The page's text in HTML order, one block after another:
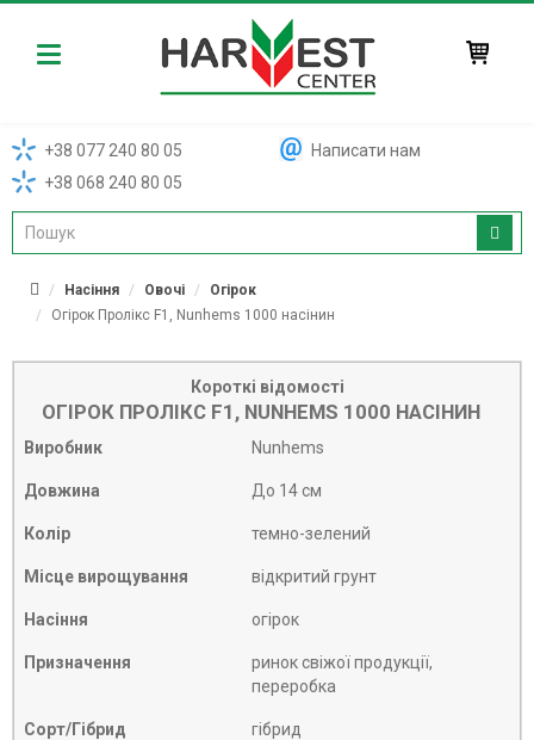
Harvest
+38 077 240 80 05
+38 068 240 80 05
Написати нам
Насіння Овочі
Огірок
Огірок Пролікс F1, Nunhems 1000 насінин
Короткі відомості
ОГІРОК ПРОЛІКС F1, NUNHEMS 1000 НАСІНИН
Виробник Nunhems
Довжина До 14 см
Колір темно-зелений
Місце вирощування відкритий грунт
Насіння огірок
Призначення
ринок свіжої продукції,
переробка
Сорт/Гібрид гібрид